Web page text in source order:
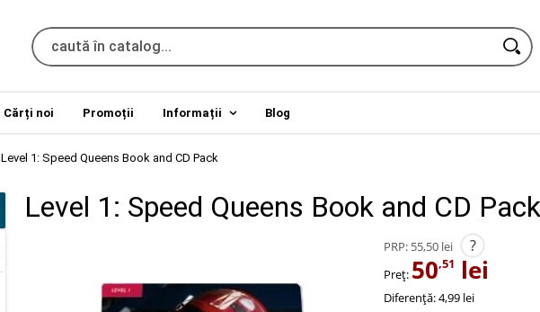
Cărți noi Promoții Informații Blog
Level 1: Speed Queens Book and CD Pack
Level 1: Speed Queens Book and CD Pack
PRP: 55,50 lei ?
Preț: 50,51 lei
Diferență: 4,99 lei